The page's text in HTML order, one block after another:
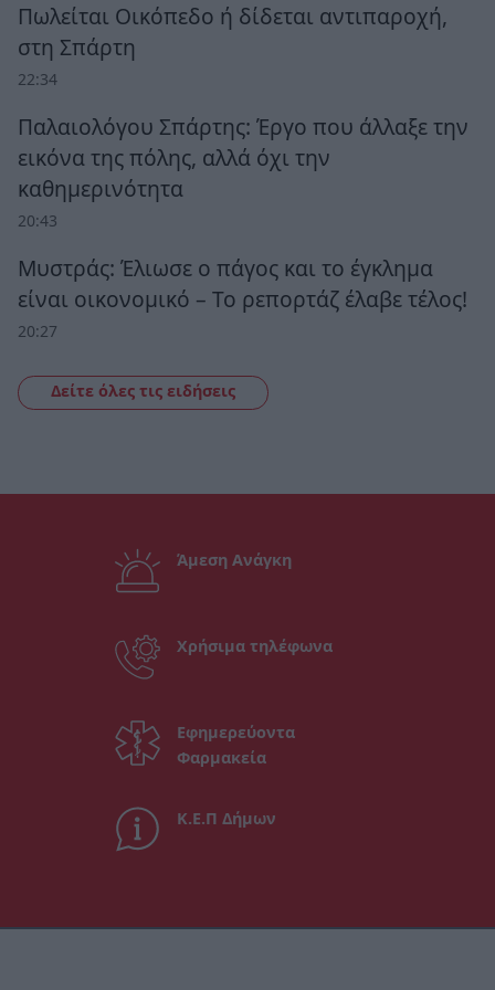
Πωλείται Οικόπεδο ή δίδεται αντιπαροχή,
στη Σπάρτη
22:34
Παλαιολόγου Σπάρτης: Έργο που άλλαξε την
εικόνα της πόλης, αλλά όχι την
καθημερινότητα
20:43
Μυστράς: Έλιωσε ο πάγος και το έγκλημα
είναι οικονομικό – Το ρεπορτάζ έλαβε τέλος!
20:27
Δείτε όλες τις ειδήσεις
Άμεση Ανάγκη
Χρήσιμα τηλέφωνα
Εφημερεύοντα
Φαρμακεία
Κ.Ε.Π Δήμων